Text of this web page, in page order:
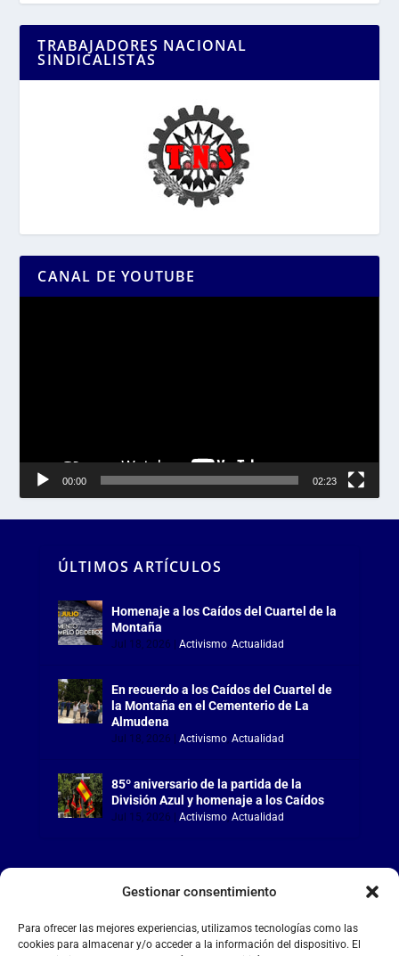
Gestionar consentimiento
Para ofrecer las mejores experiencias, utilizamos tecnologías como las
cookies para almacenar y/o acceder a la información del dispositivo. El
TRABAJADORES NACIONAL
SINDICALISTAS
CANAL DE YOUTUBE
00:00 02:23
ÚLTIMOS ARTÍCULOS
Homenaje a los Caídos del Cuartel de la
Montaña
Jul 18, 2026 Activismo, Actualidad
En recuerdo a los Caídos del Cuartel de
la Montaña en el Cementerio de La
Almudena
Jul 18, 2026 Activismo, Actualidad
85º aniversario de la partida de la
División Azul y homenaje a los Caídos
Jul 15, 2026 Activismo, Actualidad
LA FALANGE